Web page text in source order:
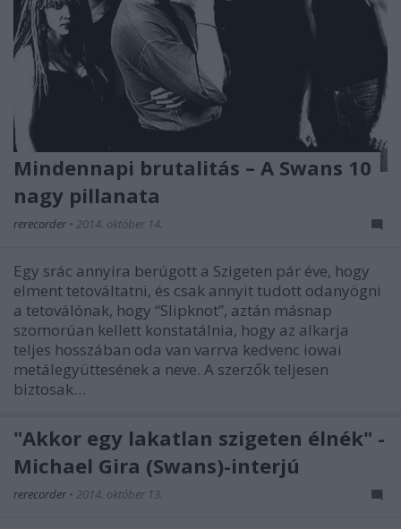
Mindennapi brutalitás – A Swans 10
nagy pillanata
rerecorder • 2014. október 14.
Egy srác annyira berúgott a Szigeten pár éve, hogy
elment tetováltatni, és csak annyit tudott odanyögni
a tetoválónak, hogy “Slipknot”, aztán másnap
szomorúan kellett konstatálnia, hogy az alkarja
teljes hosszában oda van varrva kedvenc iowai
metálegyüttesének a neve. A szerzők teljesen
biztosak…
"Akkor egy lakatlan szigeten élnék" -
Michael Gira (Swans)-interjú
rerecorder • 2014. október 13.